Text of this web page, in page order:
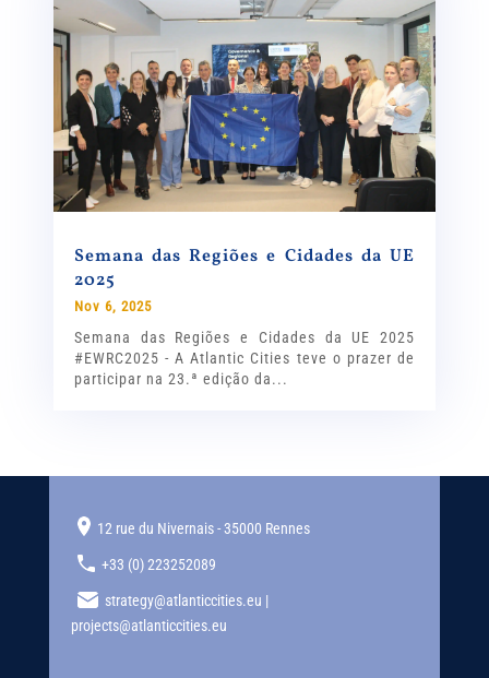
Semana das Regiões e Cidades da UE
2025
Nov 6, 2025
Semana das Regiões e Cidades da UE 2025
#EWRC2025 - A Atlantic Cities teve o prazer de
participar na 23.ª edição da...
12 rue du Nivernais - 35000 Rennes
+33 (0) 223252089
strategy@atlanticcities.eu |
projects@atlanticcities.eu